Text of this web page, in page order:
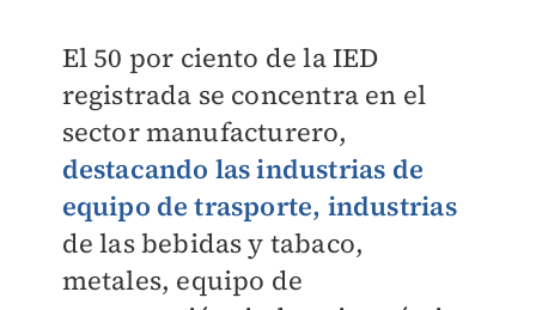
El 50 por ciento de la IED
registrada se concentra en el
sector manufacturero,
destacando las industrias de
equipo de trasporte, industrias
de las bebidas y tabaco,
metales, equipo de